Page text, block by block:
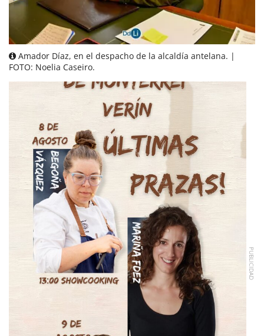
Amador Díaz, en el despacho de la alcaldía antelana. |
FOTO: Noelia Caseiro.